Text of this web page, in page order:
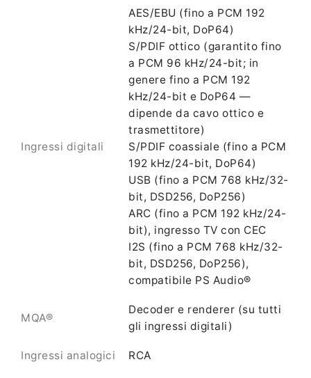
Ingressi digitali
AES/EBU (fino a PCM 192
kHz/24-bit, DoP64)
S/PDIF ottico (garantito fino
a PCM 96 kHz/24-bit; in
genere fino a PCM 192
kHz/24-bit e DoP64 —
dipende da cavo ottico e
trasmettitore)
S/PDIF coassiale (fino a PCM
192 kHz/24-bit, DoP64)
USB (fino a PCM 768 kHz/32-
bit, DSD256, DoP256)
ARC (fino a PCM 192 kHz/24-
bit), ingresso TV con CEC
I2S (fino a PCM 768 kHz/32-
bit, DSD256, DoP256),
compatibile PS Audio®
MQA®
Decoder e renderer (su tutti
gli ingressi digitali)
Ingressi analogici RCA